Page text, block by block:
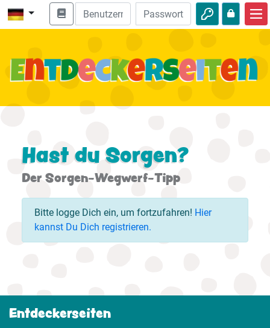
Bibel entdecken
Abenteuer
Hast du Sorgen?
Der Sorgen-Wegwerf-Tipp
Bitte logge Dich ein, um fortzufahren! Hier
kannst Du Dich registrieren.
Entdeckerseiten